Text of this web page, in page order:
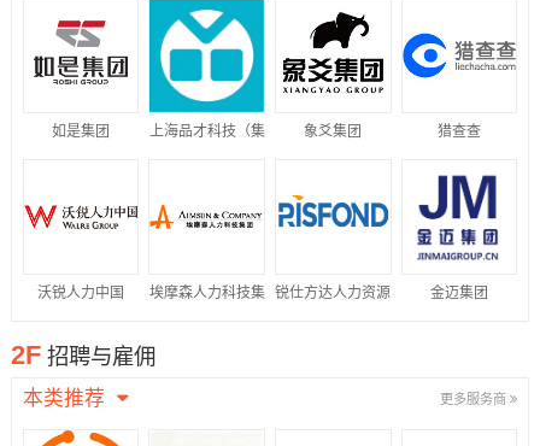
如是集团 上海品才科技（集 象爻集团 猎查查
沃锐人力中国 埃摩森人力科技集 锐仕方达人力资源 金迈集团
2F 招聘与雇佣
本类推荐 更多服务商